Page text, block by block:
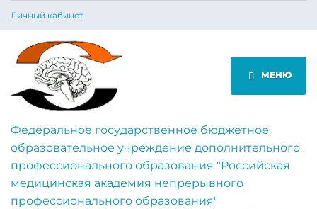
Личный кабинет
МЕНЮ
Федеральное государственное бюджетное
образовательное учреждение дополнительного
профессионального образования "Российская
медицинская академия непрерывного
профессионального образования"